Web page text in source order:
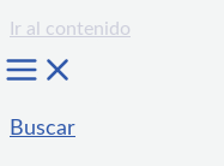
Ir al contenido
Buscar